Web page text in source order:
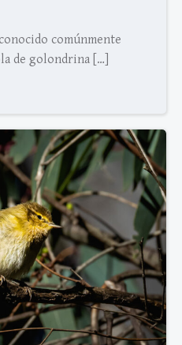
comúnmente
de golondrina […]